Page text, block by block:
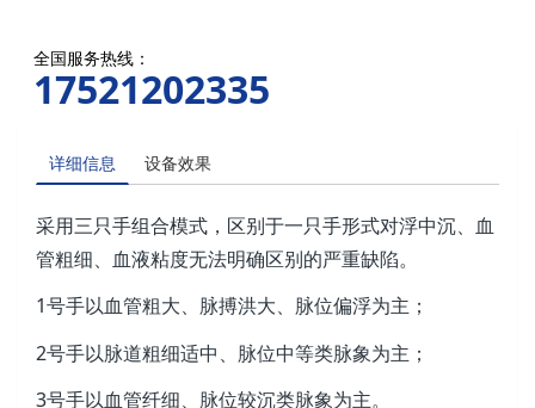
全国服务热线：
17521202335
详细信息 设备效果
采用三只手组合模式，区别于一只手形式对浮中沉、血
管粗细、血液粘度无法明确区别的严重缺陷。
1号手以血管粗大、脉搏洪大、脉位偏浮为主；
2号手以脉道粗细适中、脉位中等类脉象为主；
3号手以血管纤细、脉位较沉类脉象为主。